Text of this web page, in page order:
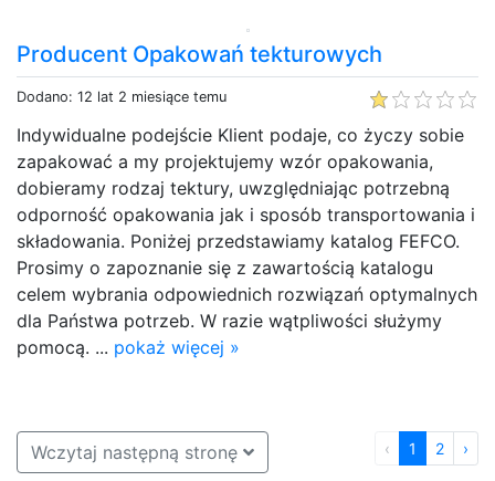
Producent Opakowań tekturowych
Dodano: 12 lat 2 miesiące temu
Indywidualne podejście Klient podaje, co życzy sobie
zapakować a my projektujemy wzór opakowania,
dobieramy rodzaj tektury, uwzględniając potrzebną
odporność opakowania jak i sposób transportowania i
składowania. Poniżej przedstawiamy katalog FEFCO.
Prosimy o zapoznanie się z zawartością katalogu
celem wybrania odpowiednich rozwiązań optymalnych
dla Państwa potrzeb. W razie wątpliwości służymy
pomocą. ... pokaż więcej »
Wczytaj następną stronę ‹ 1 2 ›